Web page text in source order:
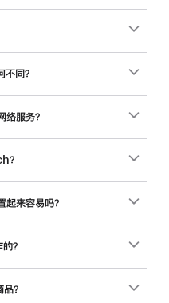
同？
服务？
？
来容易吗？
？
？